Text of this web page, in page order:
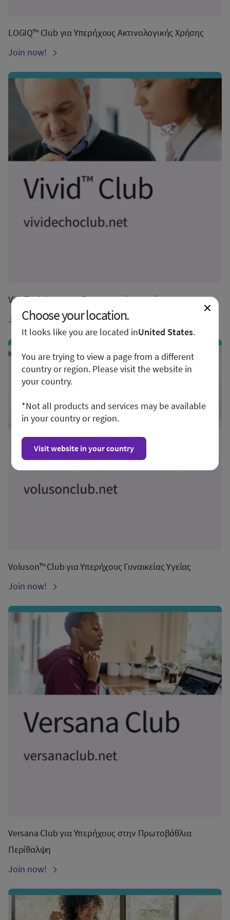
LOGIQ™ Club για Υπερήχους Ακτινολογικής Χρήσης
Join now!
Vivid™ Club για Καρδιαγγειακούς Υπερήχους
Join now!
Voluson™ Club για Υπερήχους Γυναικείας Υγείας
Join now!
Versana Club για Υπερήχους στην Πρωτοβάθλια
Περίθαλψη
Join now!
Choose your location.
It looks like you are located inUnited States.
You are trying to view a page from a different
country or region. Please visit the website in
your country.
*Not all products and services may be available
in your country or region.
Visit website in your country